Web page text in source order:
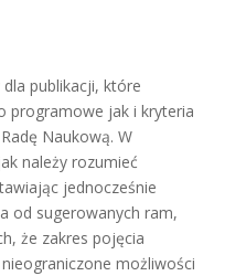
publikacji, które
programowe jak i kryteria
Naukową. W
należy rozumieć
jednocześnie
od sugerowanych ram,
że zakres pojęcia
możliwości